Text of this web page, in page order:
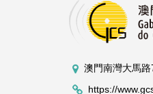
澳門南灣大馬
https://